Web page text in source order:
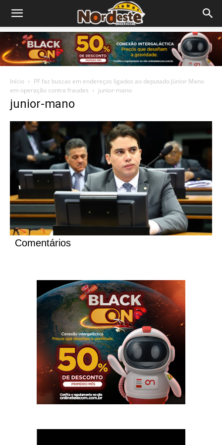
Início
PF faz buscas em endereços ligados ao deputado Júnior Mano
em operação contra fraudes
junior-mano
junior-mano
Comentários